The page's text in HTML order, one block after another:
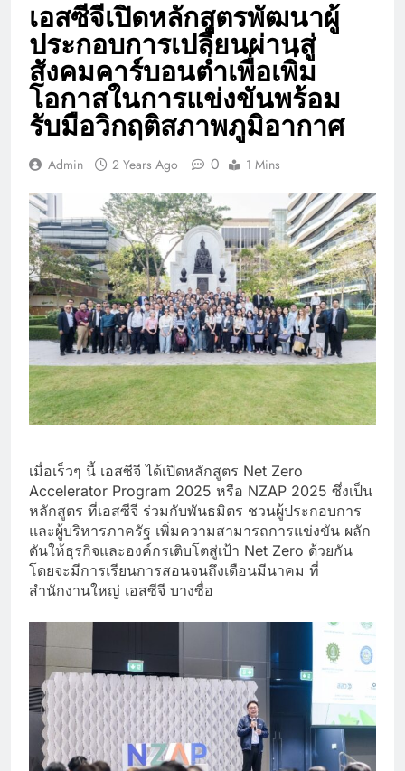
เอสซีจีเปิดหลักสูตรพัฒนาผู้
ประกอบการเปลี่ยนผ่านสู่
สังคมคาร์บอนต่ำเพื่อเพิ่ม
โอกาสในการแข่งขันพร้อม
รับมือวิกฤติสภาพภูมิอากาศ
Admin 2 Years Ago 0 1 Mins
เมื่อเร็วๆ นี้ เอสซีจี ได้เปิดหลักสูตร Net Zero
Accelerator Program 2025 หรือ NZAP 2025 ซึ่งเป็น
หลักสูตร ที่เอสซีจี ร่วมกับพันธมิตร ชวนผู้ประกอบการ
และผู้บริหารภาครัฐ เพิ่มความสามารถการแข่งขัน ผลัก
ดันให้ธุรกิจและองค์กรเติบโตสู่เป้า Net Zero ด้วยกัน
โดยจะมีการเรียนการสอนจนถึงเดือนมีนาคม ที่
สำนักงานใหญ่ เอสซีจี บางซื่อ